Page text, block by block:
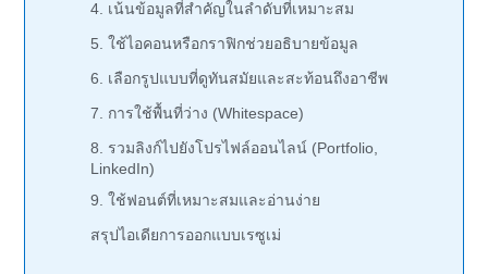
4. เน้นข้อมูลที่สำคัญในลำดับที่เหมาะสม
5. ใช้ไอคอนหรือกราฟิกช่วยอธิบายข้อมูล
6. เลือกรูปแบบที่ดูทันสมัยและสะท้อนถึงอาชีพ
7. การใช้พื้นที่ว่าง (Whitespace)
8. รวมลิงก์ไปยังโปรไฟล์ออนไลน์ (Portfolio,
LinkedIn)
9. ใช้ฟอนต์ที่เหมาะสมและอ่านง่าย
สรุปไอเดียการออกแบบเรซูเม่